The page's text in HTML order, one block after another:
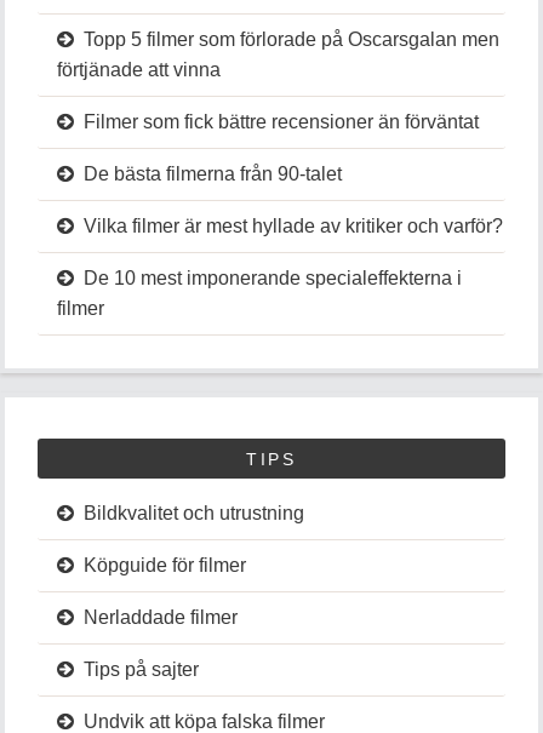
Topp 5 filmer som förlorade på Oscarsgalan men
förtjänade att vinna
Filmer som fick bättre recensioner än förväntat
De bästa filmerna från 90-talet
Vilka filmer är mest hyllade av kritiker och varför?
De 10 mest imponerande specialeffekterna i
filmer
TIPS
Bildkvalitet och utrustning
Köpguide för filmer
Nerladdade filmer
Tips på sajter
Undvik att köpa falska filmer